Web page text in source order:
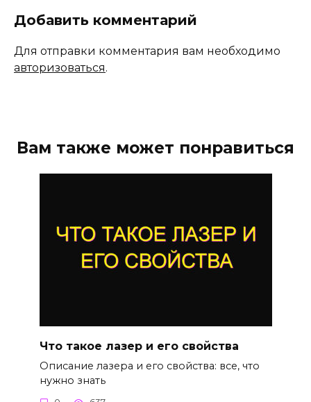
Добавить комментарий
Для отправки комментария вам необходимо
авторизоваться.
Вам также может понравиться
Что такое лазер и его свойства
Описание лазера и его свойства: все, что
нужно знать